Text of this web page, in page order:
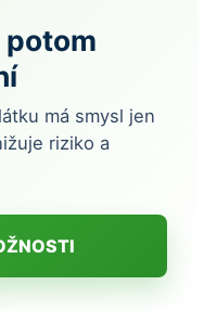
potom
má smysl jen
riziko a